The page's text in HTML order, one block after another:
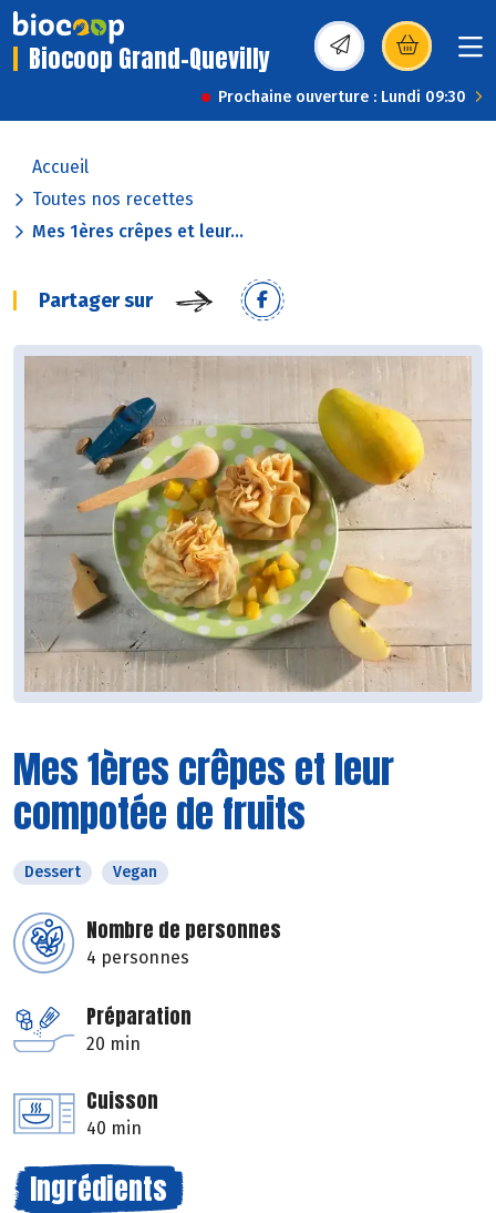
Biocoop Grand-Quevilly (s’ouvre dans une
Prochaine ouverture : Lundi 09:30
Accueil
Toutes nos recettes
Mes 1ères crêpes et leur...
Partager sur
Mes 1ères crêpes et leur
compotée de fruits
Dessert Vegan
Nombre de personnes
4 personnes
Préparation
20 min
Cuisson
40 min
Ingrédients